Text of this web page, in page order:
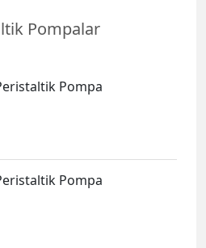
Pompalar
Pompa
Pompa